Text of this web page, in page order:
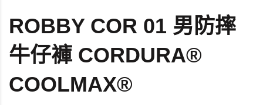
ROBBY COR 01 男防摔
牛仔褲 CORDURA®
COOLMAX®